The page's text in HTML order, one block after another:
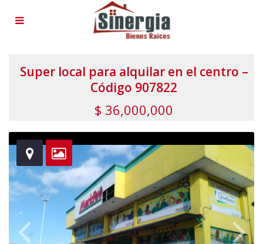
Super local para alquilar en el centro –
Código 907822
$ 36,000,000
hereherehereherehereherehere